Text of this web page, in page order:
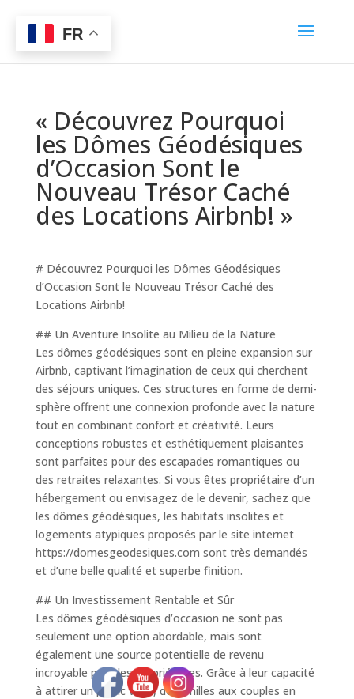
« Découvrez Pourquoi
les Dômes Géodésiques
d’Occasion Sont le
Nouveau Trésor Caché
des Locations Airbnb! »
# Découvrez Pourquoi les Dômes Géodésiques
d’Occasion Sont le Nouveau Trésor Caché des
Locations Airbnb!
## Un Aventure Insolite au Milieu de la Nature
Les dômes géodésiques sont en pleine expansion sur
Airbnb, captivant l’imagination de ceux qui cherchent
des séjours uniques. Ces structures en forme de demi-
sphère offrent une connexion profonde avec la nature
tout en combinant confort et créativité. Leurs
conceptions robustes et esthétiquement plaisantes
sont parfaites pour des escapades romantiques ou
des retraites relaxantes. Si vous êtes propriétaire d’un
hébergement ou envisagez de le devenir, sachez que
les dômes géodésiques, les habitats insolites et
logements atypiques proposés par le site internet
https://domesgeodesiques.com sont très demandés
et d’une belle qualité et superbe finition.
## Un Investissement Rentable et Sûr
Les dômes géodésiques d’occasion ne sont pas
seulement une option abordable, mais sont
également une source potentielle de revenu
incroyable pour les propriétaires. Grâce à leur capacité
à attirer un public varié, de familles aux couples en
FR